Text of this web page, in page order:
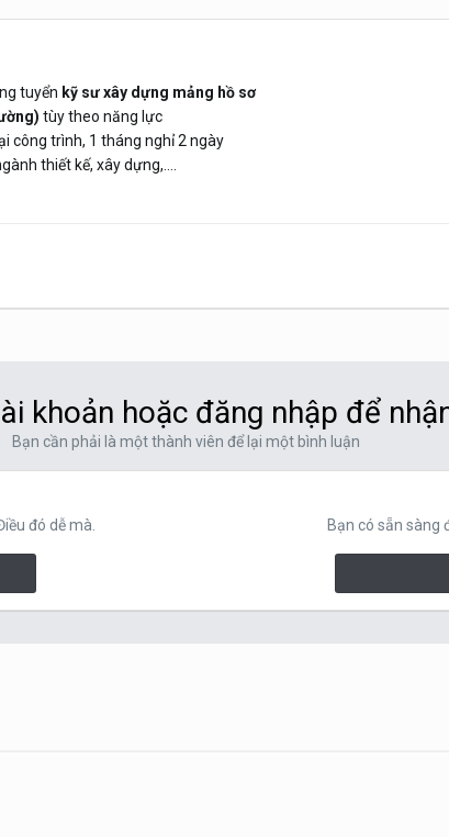
tuyển kỹ sư xây dựng mảng hồ sơ
tùy theo năng lực
công trình, 1 tháng nghỉ 2 ngày
thiết kế, xây dựng,....
khoản hoặc đăng nhập để
Bạn cần phải là một thành viên để lại một bình luận
đó dễ mà. Bạn có sẵn sàng